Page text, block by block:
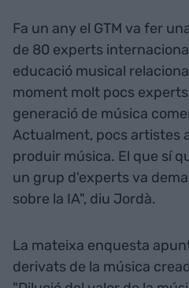
Fa un any el GTM va fer
de 80 experts
educació musical
moment molt pocs
generació de música
Actualment, pocs artistes
produir música. El que sí
un grup d'experts va
sobre la IA", diu Jordà.
La mateixa enquesta
derivats de la música